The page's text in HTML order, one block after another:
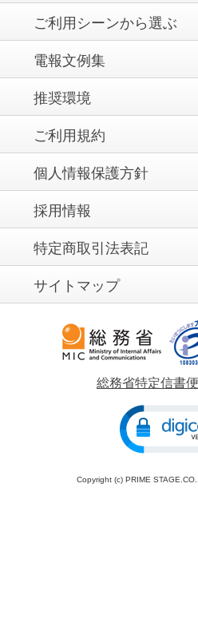
ご利用シーンから選ぶ
電報文例集
推奨環境
ご利用規約
個人情報保護方針
採用情報
特定商取引法表記
サイトマップ
総務省特定信書
Copyright (c) PRIME